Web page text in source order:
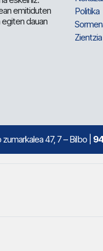
emitiduten
dauan
Politika
zumarkalea 47, 7 – Bilbo |